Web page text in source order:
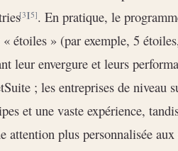
[3][5]. En pratique, le
étoiles » (par exemple, 5
leur envergure et leurs
; les entreprises de niveau
et une vaste expérience,
attention plus personnalisée